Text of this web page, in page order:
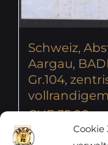
Schweiz,
Aargau,
Gr.104,
CHF35.00